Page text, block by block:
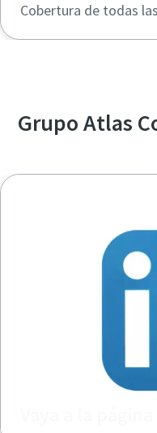
Cobertura de todas
Grupo Atlas